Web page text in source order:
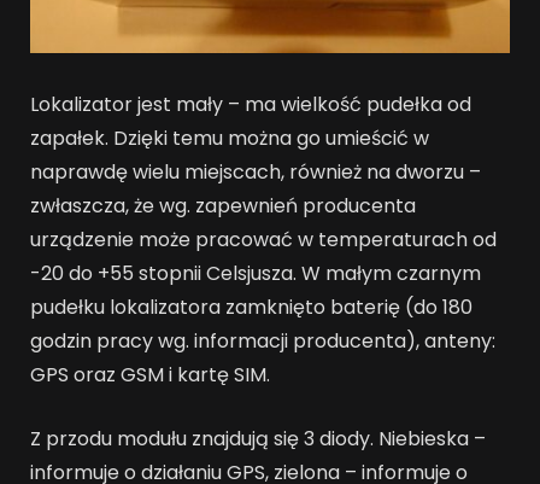
Lokalizator jest mały – ma wielkość pudełka od
zapałek. Dzięki temu można go umieścić w
naprawdę wielu miejscach, również na dworzu –
zwłaszcza, że wg. zapewnień producenta
urządzenie może pracować w temperaturach od
-20 do +55 stopnii Celsjusza. W małym czarnym
pudełku lokalizatora zamknięto baterię (do 180
godzin pracy wg. informacji producenta), anteny:
GPS oraz GSM i kartę SIM.
Z przodu modułu znajdują się 3 diody. Niebieska –
informuje o działaniu GPS, zielona – informuje o